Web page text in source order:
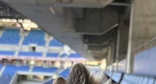
気がつけば楽しい時間はあっという間！住
の夜をしっかり満喫してきました✨ 「さん
かくしかく」さん、ごちそうさまでした！
🙏 また美味しい料理を食べに行きたいと思
います🍻次回も楽しみにしています！！😋